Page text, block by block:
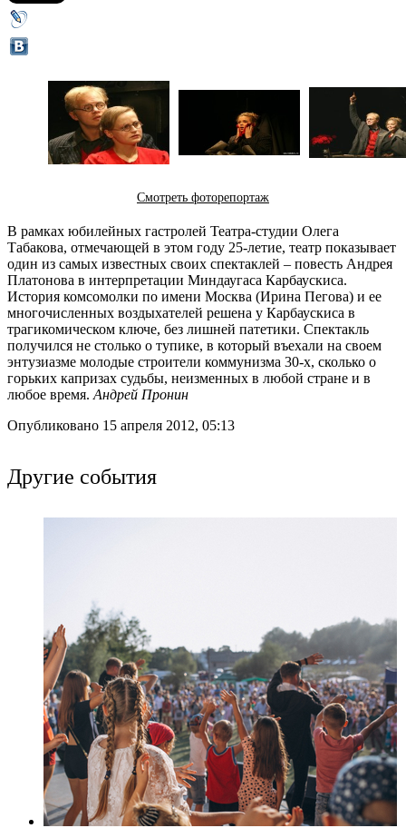
Смотреть фоторепортаж
В рамках юбилейных гастролей Театра-студии Олега
Табакова, отмечающей в этом году 25-летие, театр показывает
один из самых известных своих спектаклей – повесть Андрея
Платонова в интерпретации Миндаугаса Карбаускиса.
История комсомолки по имени Москва (Ирина Пегова) и ее
многочисленных воздыхателей решена у Карбаускиса в
трагикомическом ключе, без лишней патетики. Спектакль
получился не столько о тупике, в который въехали на своем
энтузиазме молодые строители коммунизма 30-х, сколько о
горьких капризах судьбы, неизменных в любой стране и в
любое время. Андрей Пронин
Опубликовано 15 апреля 2012, 05:13
Другие события